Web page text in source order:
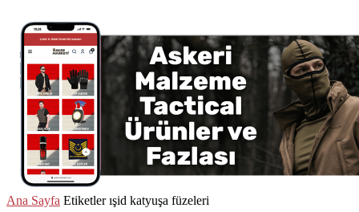
Ana Sayfa Etiketler ışid katyuşa füzeleri